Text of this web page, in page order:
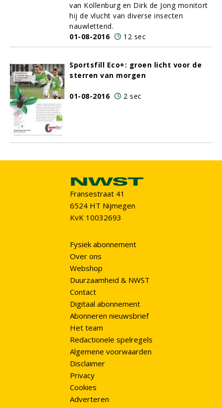
van Kollenburg en Dirk de Jong monitort
hij de vlucht van diverse insecten
nauwlettend.
01-08-2016
12 sec
Sportsfill Eco+: groen licht voor de
sterren van morgen
01-08-2016 2 sec
Fransestraat 41
6524 HT Nijmegen
KvK 10032693
Fysiek abonnement
Over ons
Webshop
Duurzaamheid & NWST
Contact
Digitaal abonnement
Abonneren nieuwsbrief
Het team
Redactionele spelregels
Algemene voorwaarden
Disclaimer
Privacy
Cookies
Adverteren